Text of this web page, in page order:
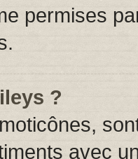
permises
?
avec